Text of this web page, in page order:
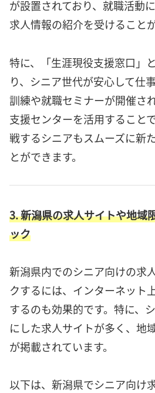
が設置されており、就職活動
求人情報の紹介を受けること
特に、「生涯現役支援窓口」
り、シニア世代が安心して仕
訓練や就職セミナーが開催さ
支援センターを活用すること
戦するシニアもスムーズに新
とができます。
3. 新潟県の求人サイトや地域
ック
新潟県内でのシニア向けの求
クするには、インターネット
するのも効果的です。特に、
にした求人サイトが多く、地
が掲載されています。
以下は、新潟県でシニア向け